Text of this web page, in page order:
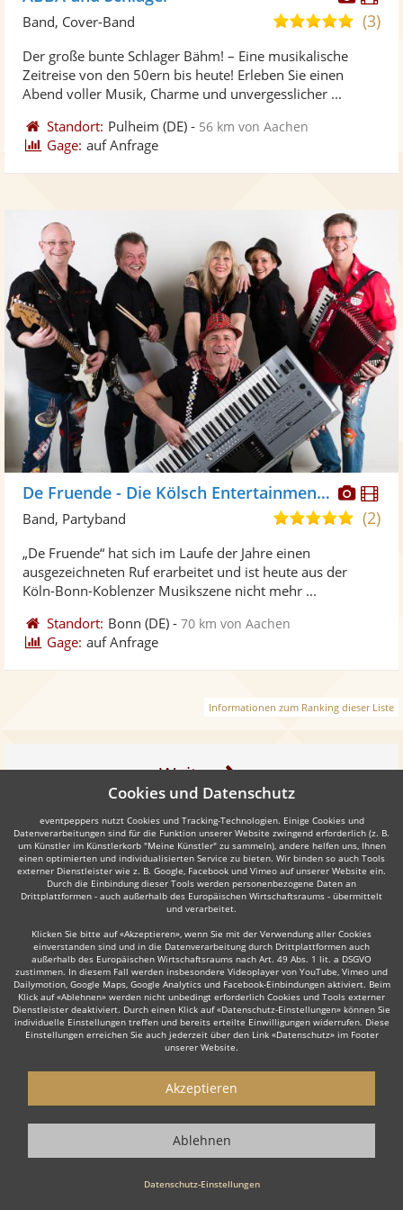
4,8(3)
Band, Cover-Band
Der große bunte Schlager Bähm! – Eine musikalische
Zeitreise von den 50ern bis heute! Erleben Sie einen
Abend voller Musik, Charme und unvergesslicher ...
Standort: Pulheim (DE) - 56 km von Aachen
Gage: auf Anfrage
De Fruende - Die Kölsch Entertainment Band
5,0(2)
Band, Partyband
„De Fruende“ hat sich im Laufe der Jahre einen
ausgezeichneten Ruf erarbeitet und ist heute aus der
Köln-Bonn-Koblenzer Musikszene nicht mehr ...
Standort: Bonn (DE) -70 km von Aachen
Gage: auf Anfrage
Informationen zum Ranking dieser Liste
Weiter
Auch interessant:
Rock Top 40 Alternative Band Tanz- & Showband
Starten Sie mit dem Button 'Kostenlos anfragen' eine Anfrage an die für
Sie interessanten Bands - also z. B. bestimmte Partybands &
Coverbands. Diesen Button finden Sie auf den jeweiligen Künstler-
Cookies und Datenschutz
eventpeppers nutzt Cookies und Tracking-Technologien. Einige Cookies und
Datenverarbeitungen sind für die Funktion unserer Website zwingend erforderlich (z. B.
um Künstler im Künstlerkorb "Meine Künstler" zu sammeln), andere helfen uns, Ihnen
einen optimierten und individualisierten Service zu bieten. Wir binden so auch Tools
externer Dienstleister wie z. B. Google, Facebook und Vimeo auf unserer Website ein.
Durch die Einbindung dieser Tools werden personenbezogene Daten an
Drittplattformen - auch außerhalb des Europäischen Wirtschaftsraums - übermittelt
und verarbeitet.
Klicken Sie bitte auf «Akzeptieren», wenn Sie mit der Verwendung aller Cookies
einverstanden sind und in die Datenverarbeitung durch Drittplattformen auch
außerhalb des Europäischen Wirtschaftsraums nach Art. 49 Abs. 1 lit. a DSGVO
zustimmen. In diesem Fall werden insbesondere Videoplayer von YouTube, Vimeo und
Dailymotion, Google Maps, Google Analytics und Facebook-Einbindungen aktiviert. Beim
Klick auf «Ablehnen» werden nicht unbedingt erforderlich Cookies und Tools externer
Dienstleister deaktiviert. Durch einen Klick auf «Datenschutz-Einstellungen» können Sie
individuelle Einstellungen treffen und bereits erteilte Einwilligungen widerrufen. Diese
Einstellungen erreichen Sie auch jederzeit über den Link «Datenschutz» im Footer
unserer Website.
Datenschutz-Einstellungen
Akzeptieren
Ablehnen